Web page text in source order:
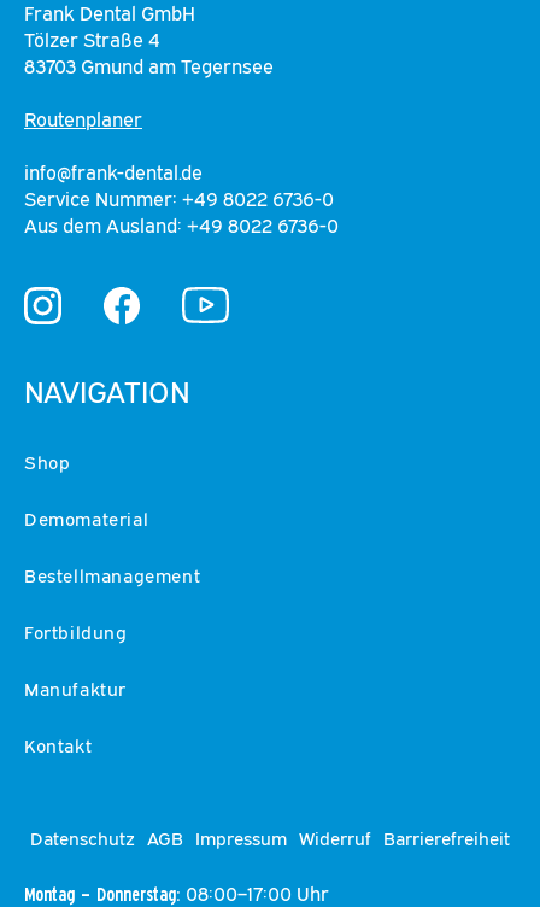
Frank Dental GmbH
Tölzer Straße 4
83703 Gmund am Tegernsee
Routenplaner
info@frank-dental.de
Service Nummer: +49 8022 6736-0
Aus dem Ausland: +49 8022 6736-0
InstagramFacebook YouTube
NAVIGATION
Shop
Demomaterial
Bestellmanagement
Fortbildung
Manufaktur
Kontakt
Datenschutz AGB Impressum Widerruf Barrierefreiheit
Montag – Donnerstag: 08:00–17:00 Uhr